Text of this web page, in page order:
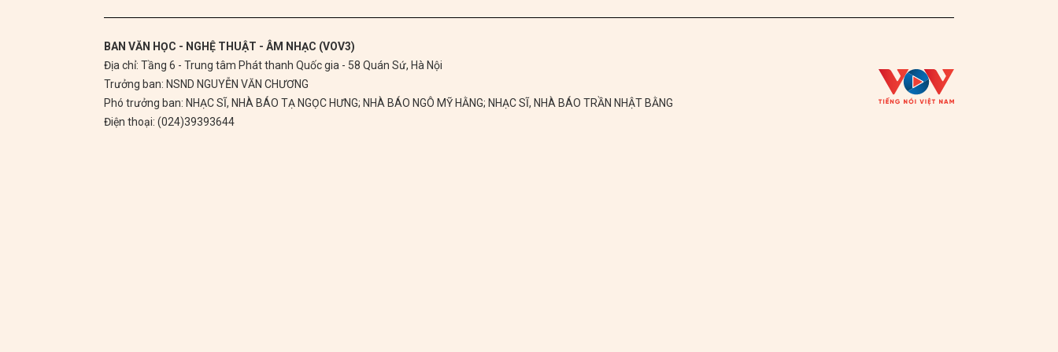
BAN VĂN HỌC - NGHỆ THUẬT - ÂM NHẠC (VOV3)
Địa chỉ: Tầng 6 - Trung tâm Phát thanh Quốc gia - 58 Quán Sứ, Hà Nội
Trưởng ban: NSND NGUYỄN VĂN CHƯƠNG
Phó trưởng ban: NHẠC SĨ, NHÀ BÁO TẠ NGỌC HƯNG; NHÀ BÁO NGÔ MỸ HẰNG; NHẠC SĨ, NHÀ BÁO TRẦN NHẬT BẰNG
Điện thoại: (024)39393644